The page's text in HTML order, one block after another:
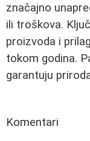
značajno
ili troškova.
proizvoda i
tokom godina.
garantuju
Komentari